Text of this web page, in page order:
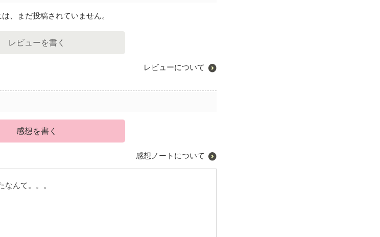
、まだ投稿されていません。
レビューを書く
レビューについて
感想を書く
感想ノートについて
んて。。。